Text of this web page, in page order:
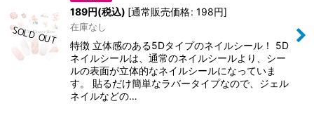
189円(税込) [通常販売価格: 198円]
在庫なし
特徴 立体感のある5Dタイプのネイルシール！ 5D
ネイルシールは、通常のネイルシールより、シー
ルの表面が立体的なネイルシールになっていま
す。 貼るだけ簡単なラバータイプなので、ジェル
ネイルなどの…